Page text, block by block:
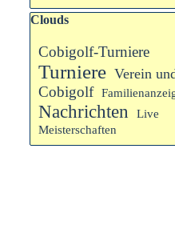
Block überspringen Clouds
Clouds
Cobigolf-Turniere
Turniere Verein
Cobigolf
Nachrichten
Live
Meisterschaften